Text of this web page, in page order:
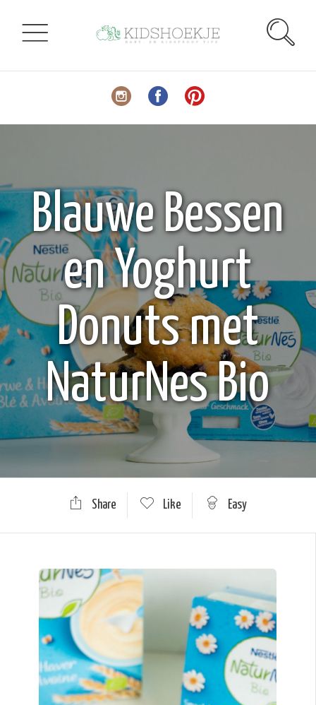
Blauwe Bessen
en Yoghurt
Donuts met
NaturNes Bio
Share Like Easy